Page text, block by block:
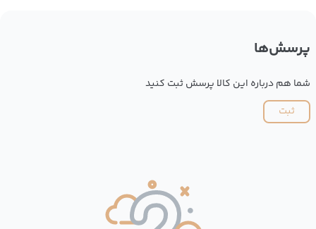
پرسش‌ها
شما هم درباره این کالا پرسش ثبت کنید
ثبت